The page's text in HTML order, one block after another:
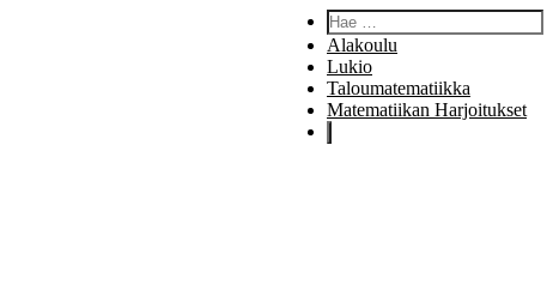
Hae:
Alakoulu
Lukio
Taloumatematiikka
Matematiikan Harjoitukset